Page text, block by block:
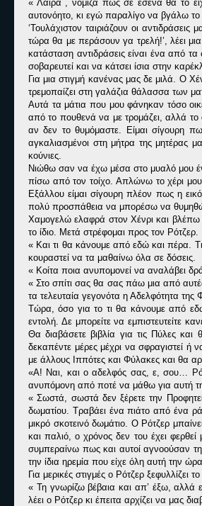
« Λάιρα , νόμιζα πως σε εσένα θα το
αυτονόητο, κι εγώ παραλίγο να βγάλω
‘Τουλάχιστον ταιριάζουν οι
τώρα θα με περάσουν γα τρελή!’, λέει
κατάσταση αντιδράσεις είναι ένα από
σοβαρευτεί και να κάτσει ίσια στην
Για μια στιγμή κανένας μας δε μιλά. Ο
τρεμοπαίζει στη γαλάζια θάλασσα των
Αυτά τα μάτια που μου φάνηκαν τόσο
από το πουθενά να με τρομάζει, αλλά το
αν δεν το θυμόμαστε. Είμαι σίγουρη
αγκαλιασμένοι στη μήτρα της μητέρας
κούνιες.
Νιώθω σαν να έχω μέσα στο μυαλό μου
πίσω από τον τοίχο. Απλώνω το χέρι
Εξάλλου είμαι σίγουρη πλέον πως η
πολύ προσπάθεια να μπορέσω να
Χαμογελώ ελαφρά στον Χένρι και βλέπω
το ίδιο. Μετά στρέφομαι προς τον Ρότζερ.
« Και τι θα κάνουμε από εδώ και πέρα.
κουραστεί να τα μαθαίνω όλα σε δόσεις.
« Κοίτα ποια ανυπομονεί να αναλάβει
« Στο σπίτι σας θα σας πάω μια από
τα τελευταία γεγονότα η Αδελφότητα
Τώρα, όσο για το τι θα κάνουμε από
εντολή. Δε μπορείτε να εμπιστευτείτε
Θα διαβάσετε βιβλία για τις Πύλες και
δεκαπέντε μέρες μέχρι να σφραγιστεί
με άλλους Ιππότες και Φύλακες και θα
«Α! Ναι, και ο αδελφός σας, ε, σου…
ανυπόμονη από ποτέ να μάθω για αυτή
« Σωστά, σωστά δεν ξέρετε την
δωματίου. Τραβάει ένα πιάτο από ένα
μικρό σκοτεινό δωμάτιο. Ο Ρότζερ
και παλιό, ο χρόνος δεν του έχει
συμπεραίνω πως και αυτοί αγνοούσαν
την ίδια ηρεμία που είχε όλη αυτή την
Για μερικές στιγμές ο Ρότζερ ξεφυλλίζει
« Τη γνωρίζω βέβαια και απ’ έξω, αλλά
λέει ο Ρότζερ κι έπειτα αρχίζει να μας